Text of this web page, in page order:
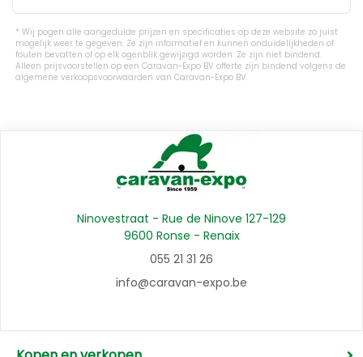
Wij pogen alle aangeduide prijzen en specificaties op deze website zo juist
mogelijk weer te gegeven. Ze zijn informatief en kunnen onduidelijkheden of
fouten bevatten of op elk ogenblik gewijzigd worden. Ze zijn niet bindend.
Alleen prijsvoorstellen op een Caravan-Expo BV offerte zijn bindend volgens de
algemene verkoopsvoorwaarden van Caravan-Expo BV.
Ninovestraat - Rue de Ninove 127-129
9600 Ronse - Renaix
055 21 31 26
info@caravan-expo.be